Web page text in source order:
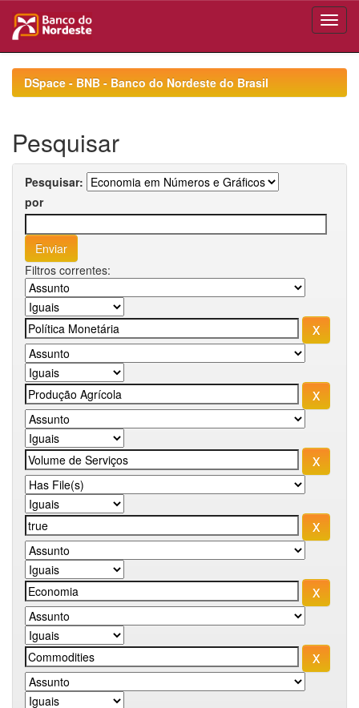
navigationDSpace - BNB - Banco do Nordeste do Brasil
Pesquisar
Pesquisar:
por
Filtros correntes: